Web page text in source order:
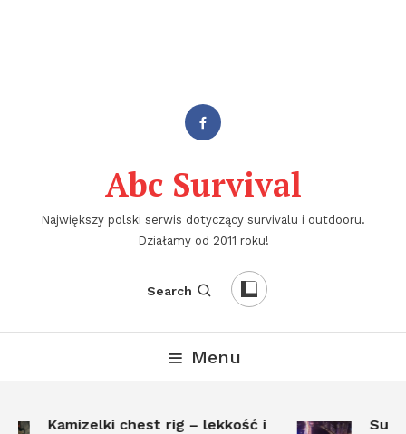
Abc Survival
Największy polski serwis dotyczący survivalu i outdooru.
Działamy od 2011 roku!
Search
Menu
Kamizelki chest rig – lekkość i